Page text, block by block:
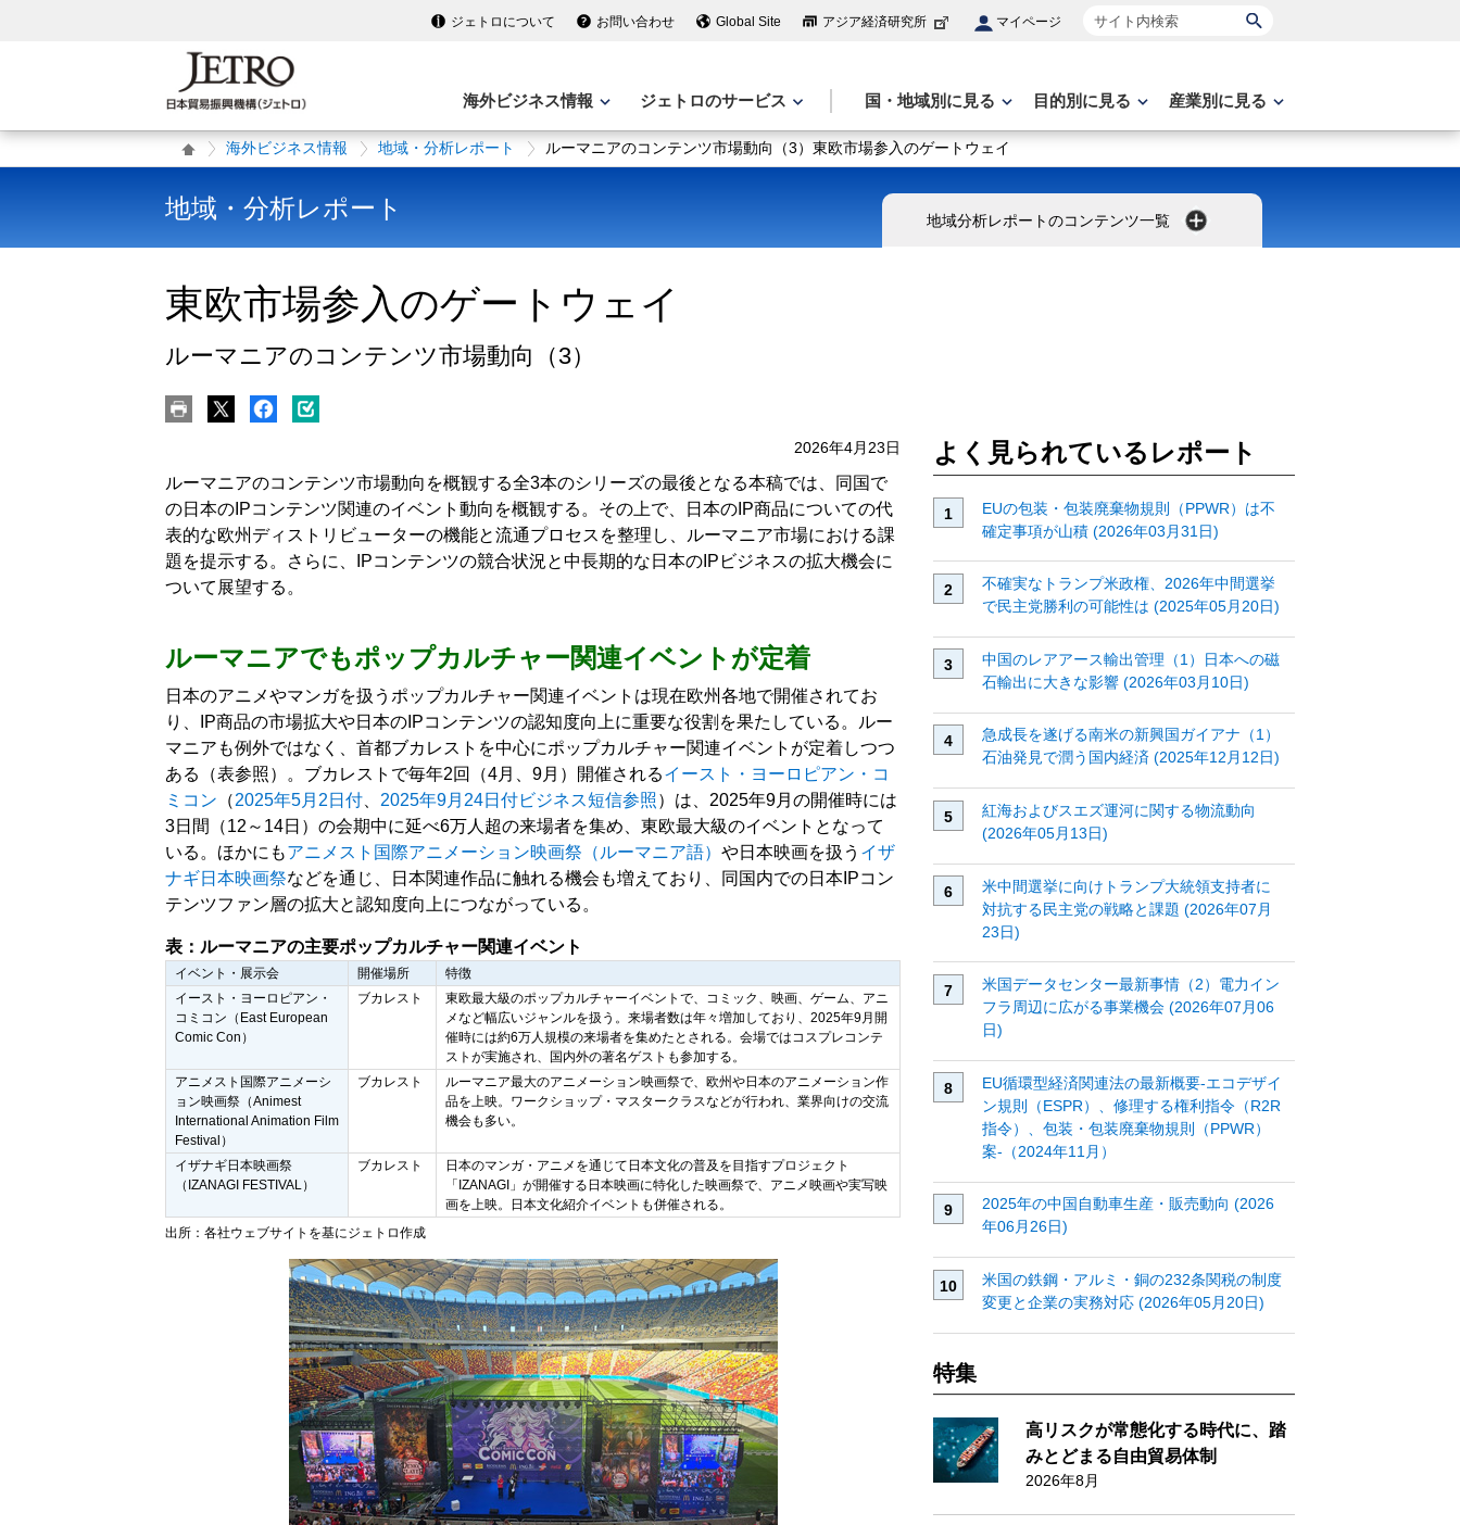
ジェトロについて お問い合わせ Global Site アジア経済研究所 マイページ サイト内検索
海外ビジネス情報 ジェトロのサービス 国・地域別に見る 目的別に見る 産業別に見る
海外ビジネス情報 地域・分析レポート ルーマニアのコンテンツ市場動向（3）東欧市場参入のゲートウェイ
地域・分析レポート 地域分析レポートのコンテンツ一覧
東欧市場参入のゲートウェイ
ルーマニアのコンテンツ市場動向（3）
2026年4月23日
ルーマニアのコンテンツ市場動向を概観する全3本のシリーズの最後となる本稿では、同国で
の日本のIPコンテンツ関連のイベント動向を概観する。その上で、日本のIP商品についての代
表的な欧州ディストリビューターの機能と流通プロセスを整理し、ルーマニア市場における課
題を提示する。さらに、IPコンテンツの競合状況と中長期的な日本のIPビジネスの拡大機会に
ついて展望する。
ルーマニアでもポップカルチャー関連イベントが定着
日本のアニメやマンガを扱うポップカルチャー関連イベントは現在欧州各地で開催されてお
り、IP商品の市場拡大や日本のIPコンテンツの認知度向上に重要な役割を果たしている。ルー
マニアも例外ではなく、首都ブカレストを中心にポップカルチャー関連イベントが定着しつつ
ある（表参照）。ブカレストで毎年2回（4月、9月）開催されるイースト・ヨーロピアン・コ
ミコン （2025年5月2日付 2025年9月24日付ビジネス短信参照）は、2025年9月の開催時には
3日間（12～14日）の会期中に延べ6万人超の来場者を集め、東欧最大級のイベントとなって
いる。ほかにもアニメスト国際アニメーション映画祭（ルーマニア語） や日本映画を扱う イザ
ナギ日本映画祭などを通じ、日本関連作品に触れる機会も増えており、同国内での日本IPコン
テンツファン層の拡大と認知度向上につながっている。
表：ルーマニアの主要ポップカルチャー関連イベント
イベント・展示会​ 開催場所​
特徴​
イースト・ヨーロピアン・
コミコン（East European
Comic Con）
ブカレスト
東欧最大級のポップカルチャーイベントで、コミック、映画、ゲーム、アニ
メなど幅広いジャンルを扱う。来場者数は年々増加しており、2025年9月開
催時には約6万人規模の来場者を集めたとされる。会場ではコスプレコンテ
ストが実施され、国内外の著名ゲストも参加する。
アニメスト国際アニメーシ
ョン映画祭（Animest
International Animation Film
Festival）
ブカレスト
ルーマニア最大のアニメーション映画祭で、欧州や日本のアニメーション作
品を上映。ワークショップ・マスタークラスなどが行われ、業界向けの交流
機会も多い。
イザナギ日本映画祭
（IZANAGI FESTIVAL）
ブカレスト
日本のマンガ・アニメを通じて日本文化の普及を目指すプロジェクト
「IZANAGI」が開催する日本映画に特化した映画祭で、アニメ映画や実写映
画を上映。日本文化紹介イベントも併催される。
出所：各社ウェブサイトを基にジェトロ作成
よく見られているレポート
EUの包装・包装廃棄物規則（PPWR）は不
確定事項が山積 (2026年03月31日)
不確実なトランプ米政権、2026年中間選挙
で民主党勝利の可能性は (2025年05月20日)
中国のレアアース輸出管理（1）日本への磁
石輸出に大きな影響 (2026年03月10日)
急成長を遂げる南米の新興国ガイアナ（1）
石油発見で潤う国内経済 (2025年12月12日)
紅海およびスエズ運河に関する物流動向
(2026年05月13日)
米中間選挙に向けトランプ大統領支持者に
対抗する民主党の戦略と課題 (2026年07月
23日)
米国データセンター最新事情（2）電力イン
フラ周辺に広がる事業機会 (2026年07月06
日)
EU循環型経済関連法の最新概要‐エコデザイ
ン規則（ESPR）、修理する権利指令（R2R
指令）、包装・包装廃棄物規則（PPWR）
案‐（2024年11月）
2025年の中国自動車生産・販売動向 (2026
年06月26日)
米国の鉄鋼・アルミ・銅の232条関税の制度
変更と企業の実務対応 (2026年05月20日)
特集
高リスクが常態化する時代に、踏
みとどまる自由貿易体制
2026年8月